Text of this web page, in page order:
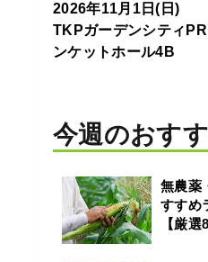
2026年11月1日(日)
TKPガーデンシティ
ンケットホール4B
今週のおす
無農薬
すすめ
【厳